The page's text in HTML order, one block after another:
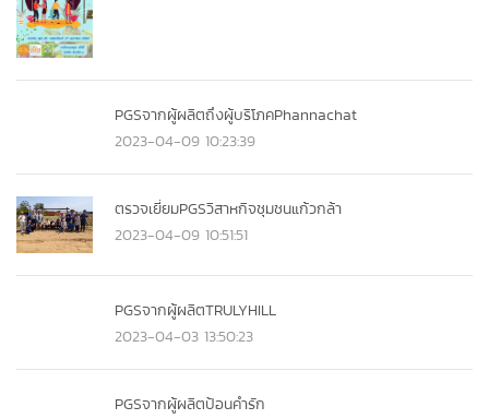
PGSจากผู้ผลิตถึงผู้บริโภคPhannachat
2023-04-09 10:23:39
ตรวจเยี่ยมPGSวิสาหกิจชุมชนแก้วกล้า
2023-04-09 10:51:51
PGSจากผู้ผลิตTRULYHILL
2023-04-03 13:50:23
PGSจากผู้ผลิตป้อนคำรัก